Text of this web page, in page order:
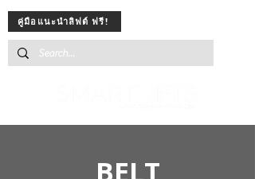
คู่มือแนะนำลิฟต์ ฟรี!